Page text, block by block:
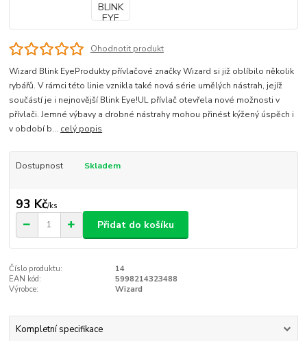
Ohodnotit produkt
Wizard Blink EyeProdukty přívlačové značky Wizard si již oblíbilo několik
rybářů. V rámci této linie vznikla také nová série umělých nástrah, jejíž
součástí je i nejnovější Blink Eye!UL přívlač otevřela nové možnosti v
přívlači. Jemné výbavy a drobné nástrahy mohou přinést kýžený úspěch i
v období b... celý popis
Dostupnost Skladem
93 Kč/ks
Přidat do košíku
Číslo produktu:
14
EAN kód:
5998214323488
Výrobce:
Wizard
Kompletní specifikace